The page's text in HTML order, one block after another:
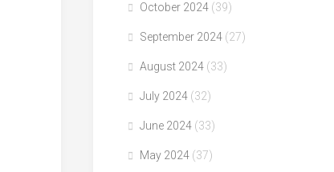
October 2024 (39)
September 2024 (27)
August 2024 (33)
July 2024 (32)
June 2024 (33)
May 2024 (37)